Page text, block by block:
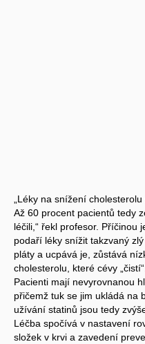
„Léky na snížení
Až 60 procent pacientů tedy
léčili,“ řekl profesor. Příčinou
podaří léky snížit takzvaný
pláty a ucpává je, zůstává
cholesterolu, které cévy „čistí“.
Pacienti mají nevyrovnanou
přičemž tuk se jim ukládá na
užívání statinů jsou tedy
Léčba spočívá v nastavení
složek v krvi a zavedení